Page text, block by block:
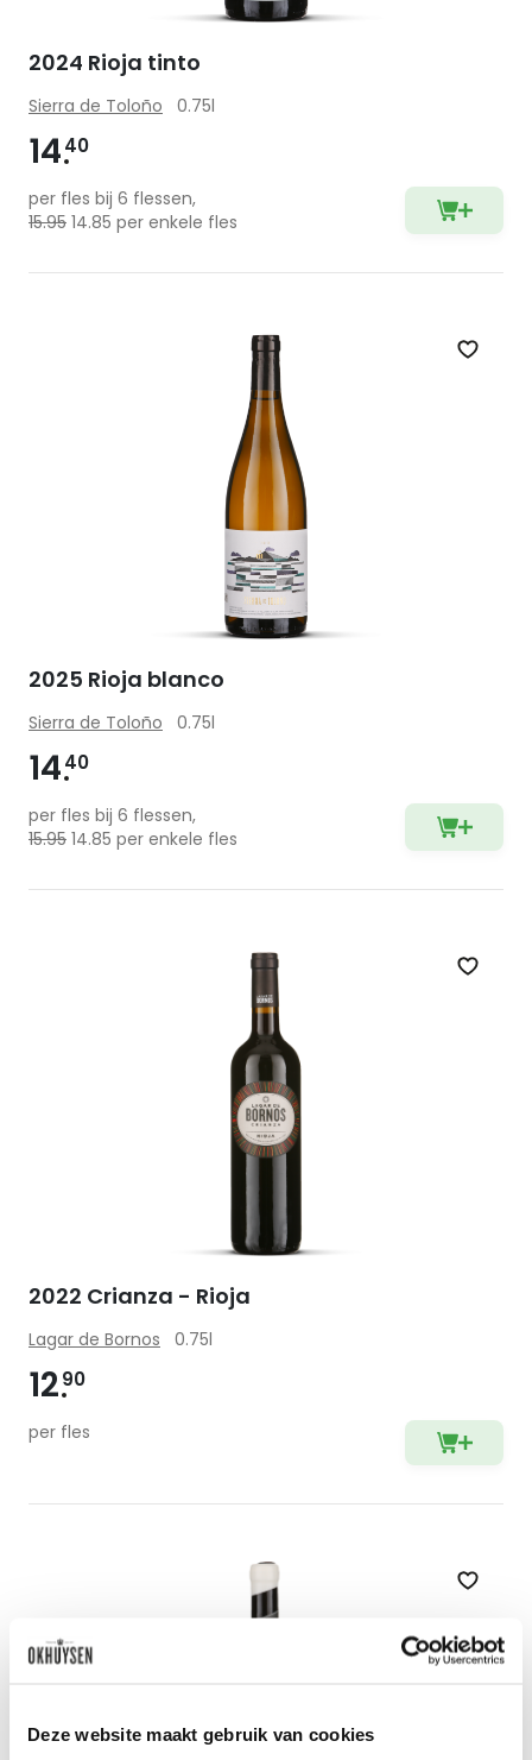
Deze website maakt gebruik van cookies
2024 Rioja tinto
Sierra de Toloño 0.75l
1440
per fles bij 6 flessen,
15.95 14.85 per enkele fles
Zet
2025 Rioja blanco
Sierra de Toloño 0.75l
1440
per fles bij 6 flessen,
15.95 14.85 per enkele fles
Zet
2022 Crianza - Rioja
Lagar de Bornos 0.75l
1290
per fles
Zet